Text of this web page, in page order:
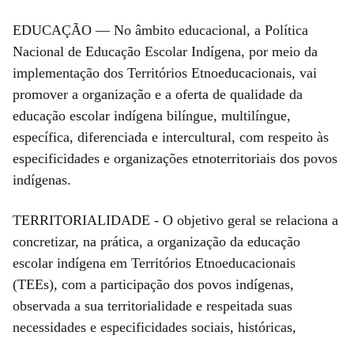
EDUCAÇÃO — No âmbito educacional, a Política
Nacional de Educação Escolar Indígena, por meio da
implementação dos Territórios Etnoeducacionais, vai
promover a organização e a oferta de qualidade da
educação escolar indígena bilíngue, multilíngue,
específica, diferenciada e intercultural, com respeito às
especificidades e organizações etnoterritoriais dos povos
indígenas.
TERRITORIALIDADE - O objetivo geral se relaciona a
concretizar, na prática, a organização da educação
escolar indígena em Territórios Etnoeducacionais
(TEEs), com a participação dos povos indígenas,
observada a sua territorialidade e respeitada suas
necessidades e especificidades sociais, históricas,